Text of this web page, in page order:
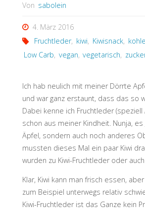
Von sabolein
4. März 2016
Fruchtleder, kiwi, Kiwisnack,
Low Carb, vegan, vegetarisch,
Ich hab neulich mit meiner Dörrte
und war ganz erstaunt, dass das so
Dabei kenne ich Fruchtleder
schon aus meiner Kindheit. Nunja,
Äpfel, sondern auch noch anderes
mussten dieses Mal ein paar Kiwi
wurden zu Kiwi-Fruchtleder oder auch
Klar, Kiwi kann man frisch essen,
zum Beispiel unterwegs relativ
Kiwi-Fruchtleder ist das Ganze kein